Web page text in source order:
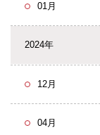
01月
2024年
12月
04月